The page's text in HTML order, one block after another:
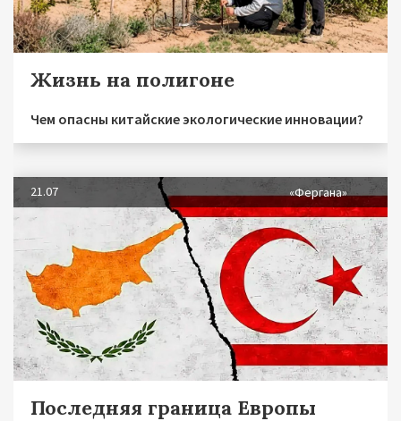
Жизнь на полигоне
Чем опасны китайские экологические инновации?
21.07 «Фергана»
Последняя граница Европы